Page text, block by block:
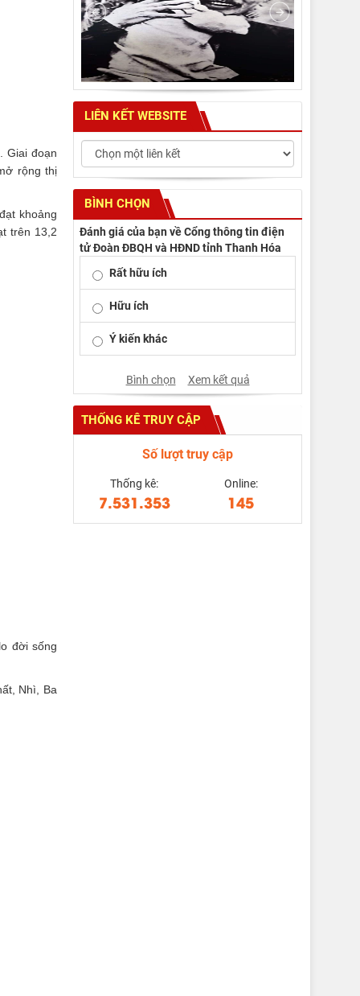
Giai đoạn
rộng thị
khoảng
trên 13,2
đời sống
Nhì, Ba
LIÊN KẾT WEBSITE
BÌNH CHỌN
Đánh giá của bạn về Cổng thông tin điện
tử Đoàn ĐBQH và HĐND tỉnh Thanh Hóa
Rất hữu ích
Hữu ích
Ý kiến khác
Bình chọn Xem kết quả
THỐNG KÊ TRUY CẬP
Số lượt truy cập
Thống kê:
7.531.353
Online:
145